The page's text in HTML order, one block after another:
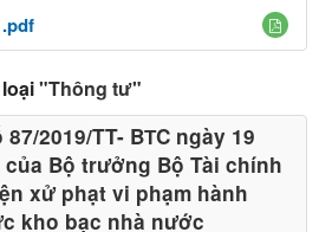
"Thông tư"
2019/TT- BТC ngày 19
của Bộ trưởng Bộ Tài chính
xử phạt vi phạm hành
kho bạc nhà nước